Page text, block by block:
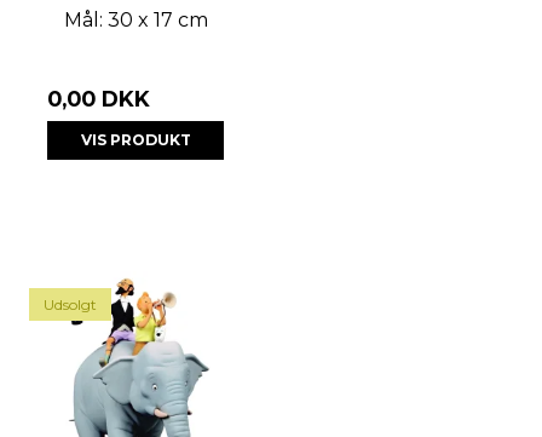
Mål: 30 x 17 cm
0,00 DKK
VIS PRODUKT
Udsolgt